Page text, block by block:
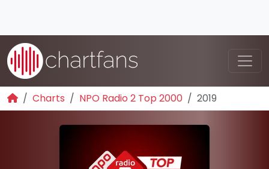
Charts NPO Radio 2 Top 2000 2019